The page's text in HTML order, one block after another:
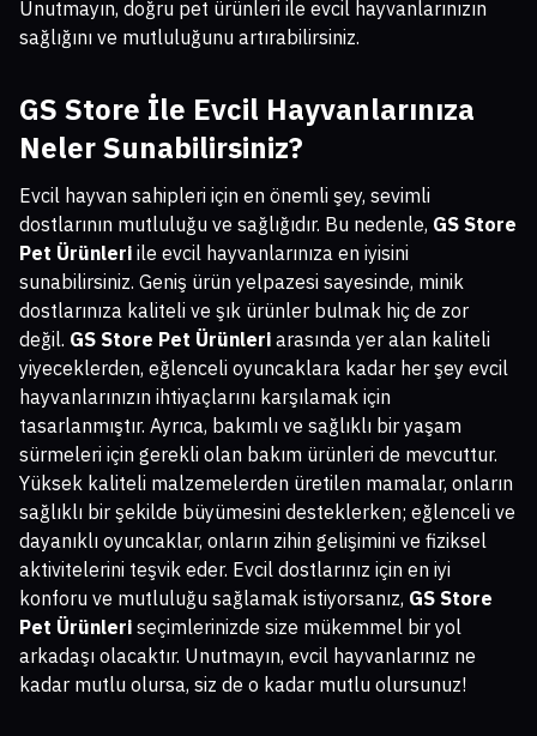
Unutmayın, doğru pet ürünleri ile evcil hayvanlarınızın
sağlığını ve mutluluğunu artırabilirsiniz.
GS Store İle Evcil Hayvanlarınıza
Neler Sunabilirsiniz?
Evcil hayvan sahipleri için en önemli şey, sevimli
dostlarının mutluluğu ve sağlığıdır. Bu nedenle, GS Store
Pet Ürünleri ile evcil hayvanlarınıza en iyisini
sunabilirsiniz. Geniş ürün yelpazesi sayesinde, minik
dostlarınıza kaliteli ve şık ürünler bulmak hiç de zor
değil. GS Store Pet Ürünleri arasında yer alan kaliteli
yiyeceklerden, eğlenceli oyuncaklara kadar her şey evcil
hayvanlarınızın ihtiyaçlarını karşılamak için
tasarlanmıştır. Ayrıca, bakımlı ve sağlıklı bir yaşam
sürmeleri için gerekli olan bakım ürünleri de mevcuttur.
Yüksek kaliteli malzemelerden üretilen mamalar, onların
sağlıklı bir şekilde büyümesini desteklerken; eğlenceli ve
dayanıklı oyuncaklar, onların zihin gelişimini ve fiziksel
aktivitelerini teşvik eder. Evcil dostlarınız için en iyi
konforu ve mutluluğu sağlamak istiyorsanız, GS Store
Pet Ürünleri seçimlerinizde size mükemmel bir yol
arkadaşı olacaktır. Unutmayın, evcil hayvanlarınız ne
kadar mutlu olursa, siz de o kadar mutlu olursunuz!